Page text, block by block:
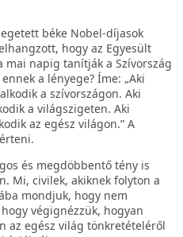
béke Nobel-díjasok
hogy az Egyesült
mai napig tanítják a Szívország
a lényege? Íme: „Aki
a szívországon. Aki
a világszigeten. Aki
az egész világon.” A
és megdöbbentő tény is
Mi, civilek, akiknek folyton a
mondjuk, hogy nem
végignézzük, hogyan
az egész világ tönkretételéről